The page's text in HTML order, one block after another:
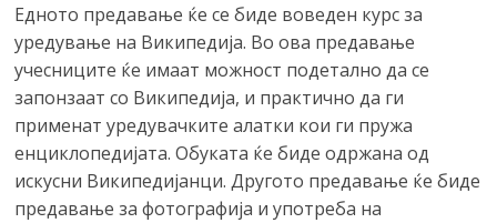
Едното предавање ќе се биде воведен курс за
уредување на Википедија. Во ова предавање
учесниците ќе имаат можност подетално да се
запонзаат со Википедија, и практично да ги
применат уредувачките алатки кои ги пружа
енциклопедијата. Обуката ќе биде одржана од
искусни Википедијанци. Другото предавање ќе биде
предавање за фотографија и употреба на